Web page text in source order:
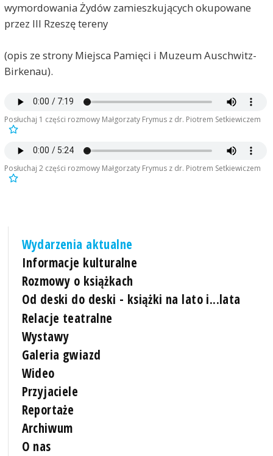
wymordowania Żydów zamieszkujących okupowane
przez III Rzeszę tereny
(opis ze strony Miejsca Pamięci i Muzeum Auschwitz-
Birkenau).
Posłuchaj 1 części rozmowy Małgorzaty Frymus z dr. Piotrem Setkiewiczem
Posłuchaj 2 części rozmowy Małgorzaty Frymus z dr. Piotrem Setkiewiczem
Wydarzenia aktualne
Informacje kulturalne
Rozmowy o książkach
Od deski do deski - książki na lato i...lata
Relacje teatralne
Wystawy
Galeria gwiazd
Wideo
Przyjaciele
Reportaże
Archiwum
O nas